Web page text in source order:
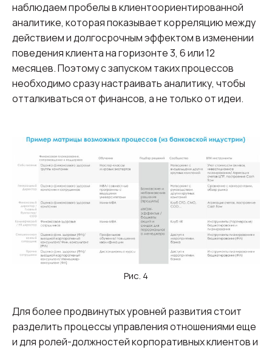
наблюдаем пробелы в клиентоориентированной
аналитике, которая показывает корреляцию между
действием и долгосрочным эффектом в изменении
поведения клиента на горизонте 3, 6 или 12
месяцев. Поэтому с запуском таких процессов
необходимо сразу настраивать аналитику, чтобы
отталкиваться от финансов, а не только от идеи.
Рис. 4
Для более продвинутых уровней развития стоит
разделить процессы управления отношениями еще
и для ролей-должностей корпоративных клиентов и